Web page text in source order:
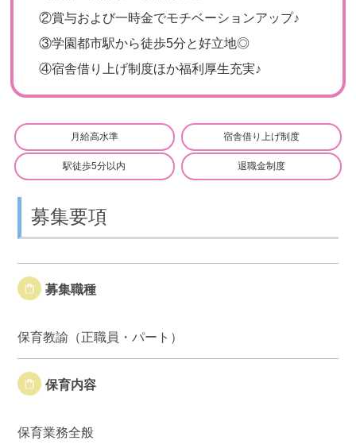
②賞与および一時金でモチベーションアップ♪
③学園都市駅から徒歩5分と好立地◎
④宿舎借り上げ制度ほか福利厚生充実♪
月給高水準 宿舎借り上げ制度
駅徒歩5分以内 退職金制度
募集要項
募集職種
保育教諭（正職員・パート）
保育内容
保育業務全般